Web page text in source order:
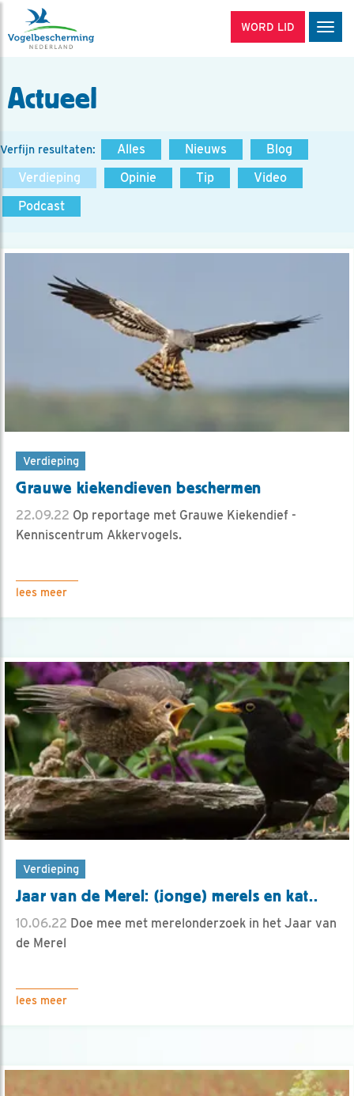
WORD LID
Actueel
Verfijn resultaten: Alles Nieuws
Blog
Verdieping
Opinie Tip
Video
Podcast
Verdieping
Grauwe kiekendieven beschermen
22.09.22 Op reportage met Grauwe Kiekendief -
Kenniscentrum Akkervogels.
lees meer
Verdieping
Jaar van de Merel: (jonge) merels en kat..
10.06.22 Doe mee met merelonderzoek in het Jaar van
de Merel
lees meer